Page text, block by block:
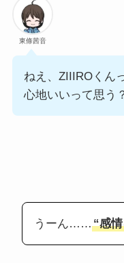
東條茜音
ねえ、ZIIIROくん
心地いいって思う
うーん……“感